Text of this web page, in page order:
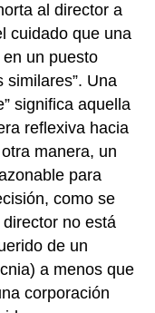
al director a
cuidado que una
un puesto
Una
significa aquella
reflexiva hacia
manera, un
para
como se
no está
de un
a menos que
corporación